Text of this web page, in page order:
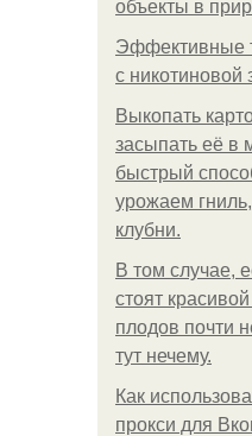
объекты в
Эффективные
с никотиновой
Выкопать
засыпать её в
быстрый
урожаем
клубни.
В том случае,
стоят
плодов почти
тут нечему.
Как
прокси для